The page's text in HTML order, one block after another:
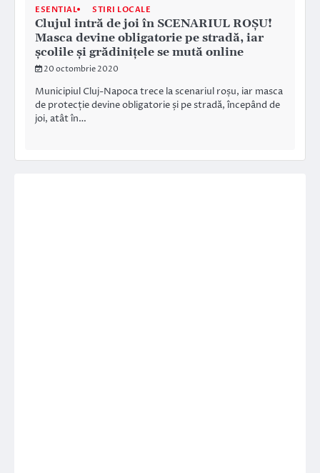
ESENTIAL STIRI LOCALE
Clujul intră de joi în SCENARIUL ROȘU!
Masca devine obligatorie pe stradă, iar
școlile și grădinițele se mută online
20 octombrie 2020
Municipiul Cluj-Napoca trece la scenariul roșu, iar masca
de protecție devine obligatorie și pe stradă, începând de
joi, atât în…